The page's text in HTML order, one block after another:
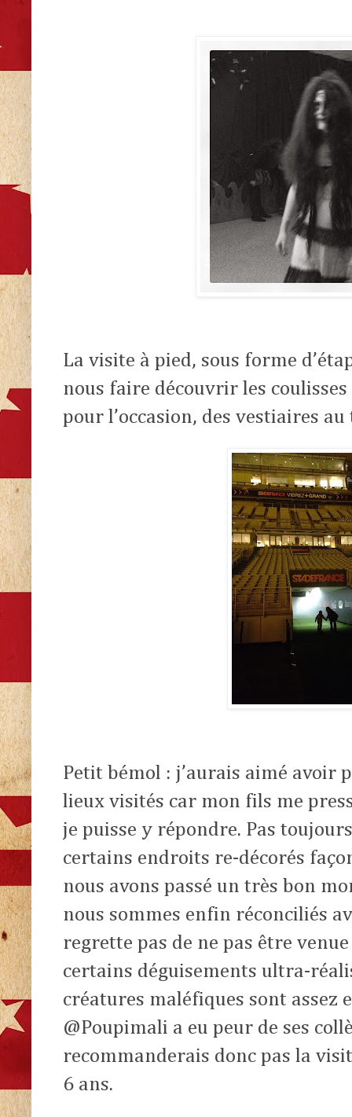
La visite à pied, sous forme
nous faire découvrir les coulisses
pour l’occasion, des vestiaires
Petit bémol : j’aurais aimé avoir
lieux visités car mon fils me
je puisse y répondre. Pas
certains endroits re-décorés
nous avons passé un très bon
nous sommes enfin réconciliés
regrette pas de ne pas être
certains déguisements ultra-
créatures maléfiques sont assez
@Poupimali a eu peur de ses
recommanderais donc pas la
6 ans.